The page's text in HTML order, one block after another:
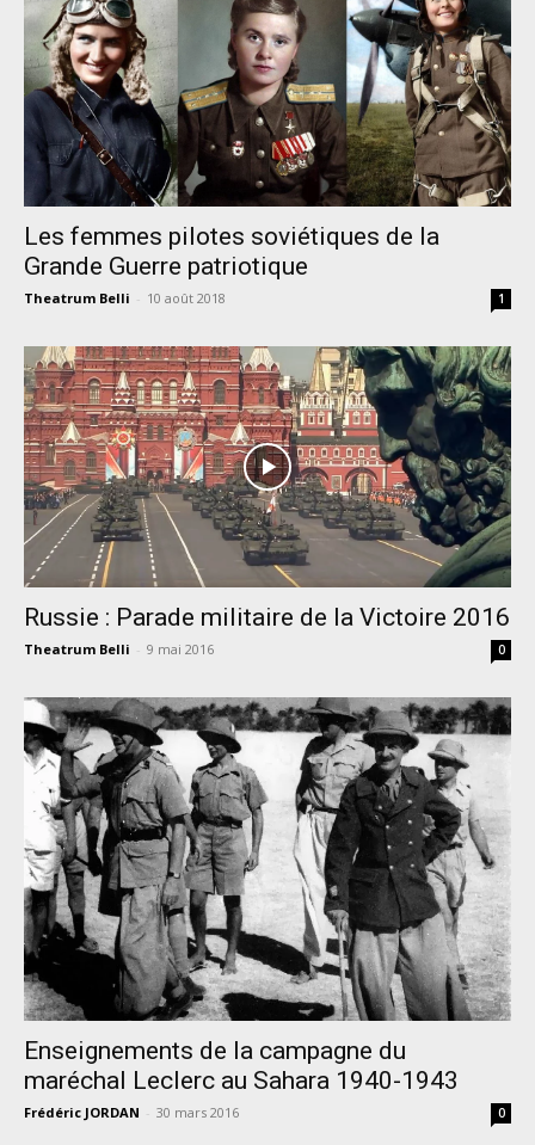
Les femmes pilotes soviétiques de la
Grande Guerre patriotique
Theatrum Belli - 10 août 2018 1
Russie : Parade militaire de la Victoire 2016
Theatrum Belli - 9 mai 2016 0
Enseignements de la campagne du
maréchal Leclerc au Sahara 1940-1943
Frédéric JORDAN - 30 mars 2016 0